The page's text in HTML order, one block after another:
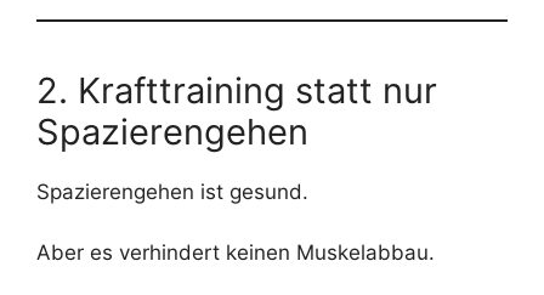
2. Krafttraining statt nur
Spazierengehen
Spazierengehen ist gesund.
Aber es verhindert keinen Muskelabbau.